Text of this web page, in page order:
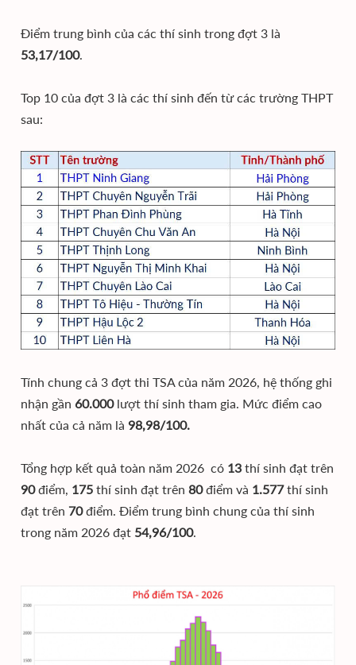
Điểm trung bình của các thí sinh trong đợt 3 là
53,17/100.
Top 10 của đợt 3 là các thí sinh đến từ các trường THPT
sau:
Tính chung cả 3 đợt thi TSA của năm 2026, hệ thống ghi
nhận gần 60.000lượt thí sinh tham gia. Mức điểm cao
nhất của cả năm là 98,98/100.
Tổng hợp kết quả toàn năm 2026 có 13 thí sinh đạt trên
90điểm, 175 thí sinh đạt trên 80điểm và 1.577thí sinh
đạt trên 70điểm. Điểm trung bình chung của thí sinh
trong năm 2026 đạt 54,96/100.